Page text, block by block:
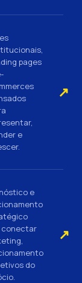
pages
e
↗
e
conectar
do
↗